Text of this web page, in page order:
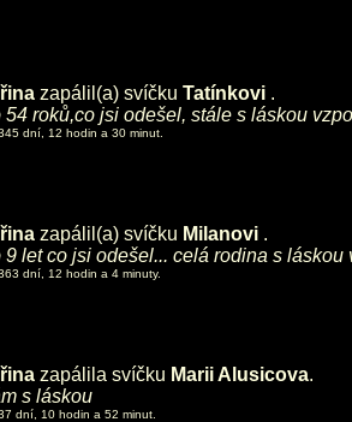
zapálil(a) svíčku Tatínkovi .
54 roků,co jsi odešel, stále s láskou
dní, 12 hodin a 30 minut.
zapálil(a) svíčku Milanovi .
9 let co jsi odešel... celá rodina s láskou
dní, 12 hodin a 4 minuty.
zapálila svíčku Marii Alusicova.
s láskou
dní, 10 hodin a 52 minut.